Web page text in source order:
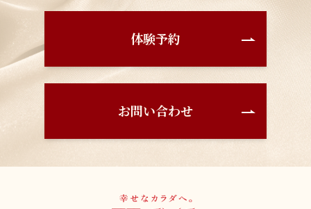
体験予約
お問い合わせ